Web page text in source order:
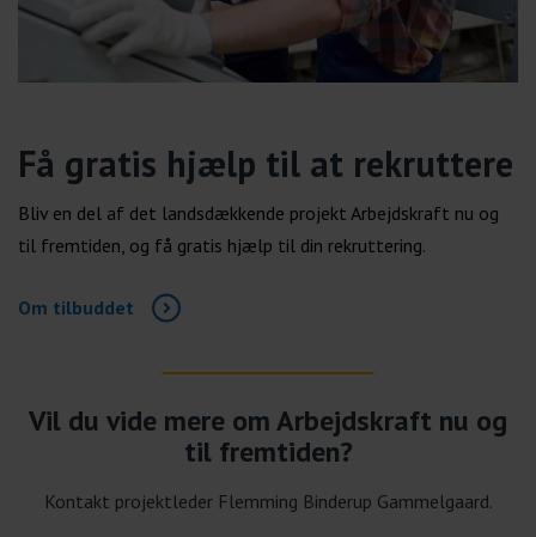
Få gratis hjælp til at rekruttere
Bliv en del af det landsdækkende projekt Arbejdskraft nu og
til fremtiden, og få gratis hjælp til din rekruttering.
Om tilbuddet
Vil du vide mere om Arbejdskraft nu og
til fremtiden?
Kontakt projektleder Flemming Binderup Gammelgaard.